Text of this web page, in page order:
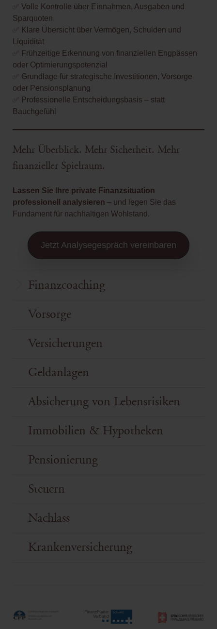
✅ Volle Kontrolle über Einnahmen, Ausgaben und
Sparquoten
✅ Klare Übersicht über Vermögen, Schulden und
Liquidität
✅ Frühzeitige Erkennung von finanziellen Engpässen
oder Optimierungspotenzial
✅ Grundlage für strategische Investitionen, Vorsorge
oder Pensionsplanung
✅ Professionelle Entscheidungsbasis – statt
Bauchgefühl
Mehr Überblick. Mehr Sicherheit. Mehr
finanzieller Spielraum.
Lassen Sie Ihre private Finanzsituation
professionell analysieren – und legen Sie das
Fundament für nachhaltigen Wohlstand.
Jetzt Analysegespräch vereinbaren
Finanzcoaching
Vorsorge
Versicherungen
Geldanlagen
Absicherung von Lebensrisiken
Immobilien & Hypotheken
Pensionierung
Steuern
Nachlass
Krankenversicherung